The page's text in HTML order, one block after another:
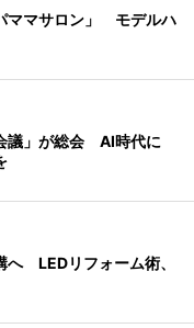
ママサロン」 モデルハ
議」が総会 AI時代に
へ LEDリフォーム術、